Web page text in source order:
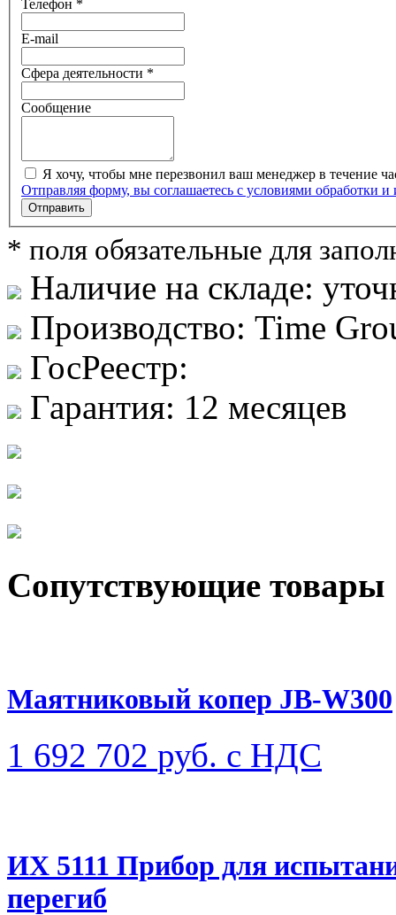
Телефон *
E-mail
Сфера деятельности *
Сообщение
Я хочу, чтобы мне перезвонил ваш менеджер в течение
Отправляя форму, вы соглашаетесь с условиями обработки
Отправить
* поля обязательные для
Наличие на складе:
Производство: Time
ГосРеестр:
Гарантия: 12 месяцев
Сопутствующие товары
Маятниковый копер JB-W300
1 692 702 руб. с НДС
ИХ 5111 Прибор для
перегиб